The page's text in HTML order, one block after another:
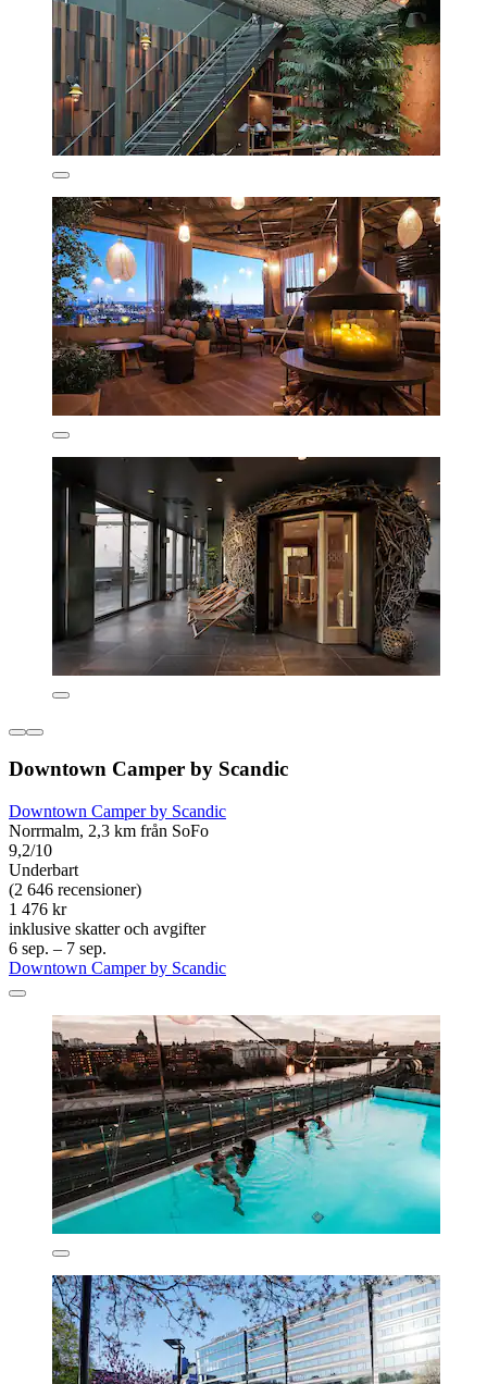
Downtown Camper by Scandic
Downtown Camper by Scandic
Norrmalm, 2,3 km från SoFo
9,2/10
Underbart
(2 646 recensioner)
1 476 kr
inklusive skatter och avgifter
6 sep. – 7 sep.
Downtown Camper by Scandic